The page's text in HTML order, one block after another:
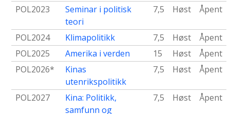
POL2023
Seminar i politisk
teori
7,5 Høst Åpent
POL2024 Klimapolitikk 7,5 Høst
Åpent
POL2025
Amerika i verden 15 Høst
Åpent
POL2026*
Kinas
utenrikspolitikk
7,5 Høst Åpent
POL2027
Kina: Politikk,
samfunn og
7,5 Høst Åpent